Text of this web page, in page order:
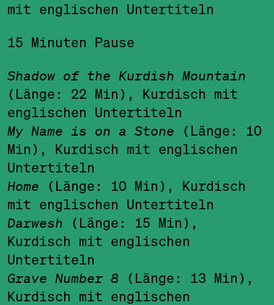
mit englischen Untertiteln
15 Minuten Pause
Shadow of the Kurdish Mountain
(Länge: 22 Min), Kurdisch mit
englischen Untertiteln
My Name is on a Stone (Länge: 10
Min), Kurdisch mit englischen
Untertiteln
Home (Länge: 10 Min), Kurdisch
mit englischen Untertiteln
Darwesh (Länge: 15 Min),
Kurdisch mit englischen
Untertiteln
Grave Number 8(Länge: 13 Min),
Kurdisch mit englischen